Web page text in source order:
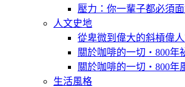
壓力：你一輩子都必須
人文史地
從卑微到偉大的斜槓偉
關於咖啡的一切‧800年
關於咖啡的一切‧800年
生活風格